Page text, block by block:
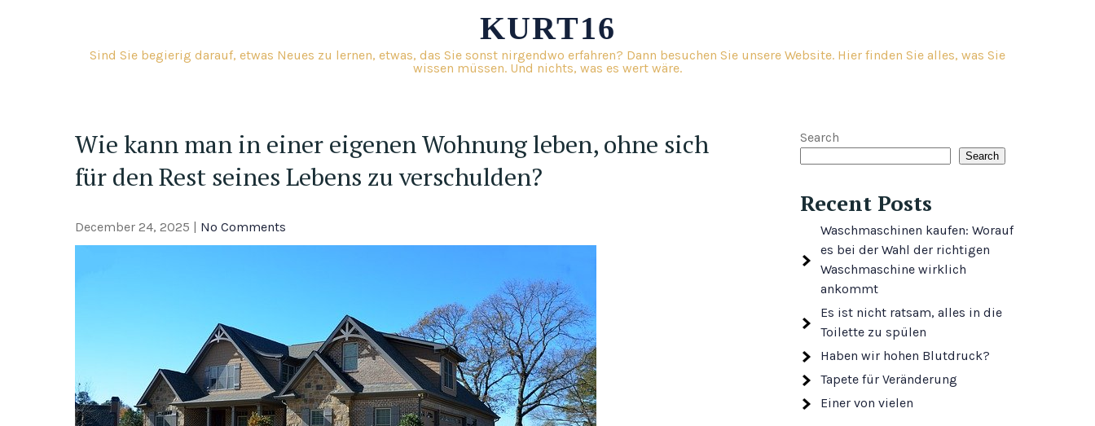
KURT16
Sind Sie begierig darauf, etwas Neues zu lernen, etwas, das Sie sonst nirgendwo erfahren? Dann besuchen Sie unsere Website. Hier finden Sie alles, was Sie
wissen müssen. Und nichts, was es wert wäre.
Wie kann man in einer eigenen Wohnung leben, ohne sich
für den Rest seines Lebens zu verschulden?
December 24, 2025 | No Comments
Search
Search
Recent Posts
Waschmaschinen kaufen: Worauf
es bei der Wahl der richtigen
Waschmaschine wirklich
ankommt
Es ist nicht ratsam, alles in die
Toilette zu spülen
Haben wir hohen Blutdruck?
Tapete für Veränderung
Einer von vielen